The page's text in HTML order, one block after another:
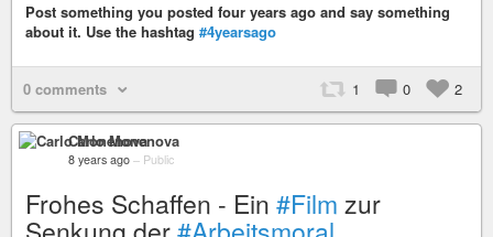
Post something you posted four years ago and say something
about it. Use the hashtag #4yearsago
0 comments 1 0 2
Carlo Monenova
8 years ago – Public
Frohes Schaffen - Ein #Film zur